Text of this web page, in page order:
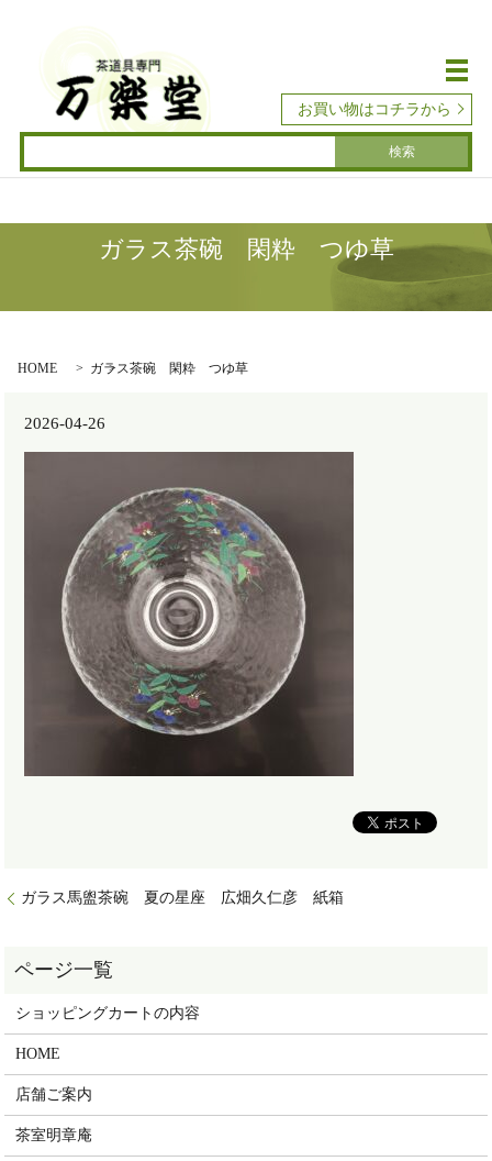
メ
お買い物はコチラから
ガラス茶碗 閑粋 つゆ草
HOME ガラス茶碗 閑粋 つゆ草
2026-04-26
ガラス馬盥茶碗 夏の星座 広畑久仁彦 紙箱
ショッピングカートの内容
HOME
店舗ご案内
茶室明章庵